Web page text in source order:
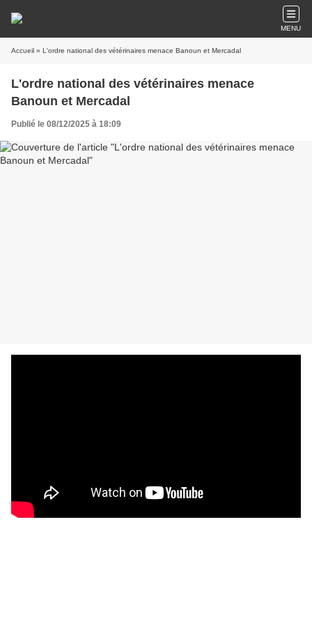
MENU
Accueil » L'ordre national des vétérinaires menace Banoun et Mercadal
L'ordre national des vétérinaires menace
Banoun et Mercadal
Publié le 08/12/2025 à 18:09